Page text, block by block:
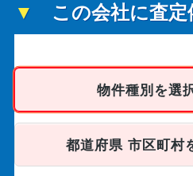
この会社に査
物件種別を選
都道府県 市区町村